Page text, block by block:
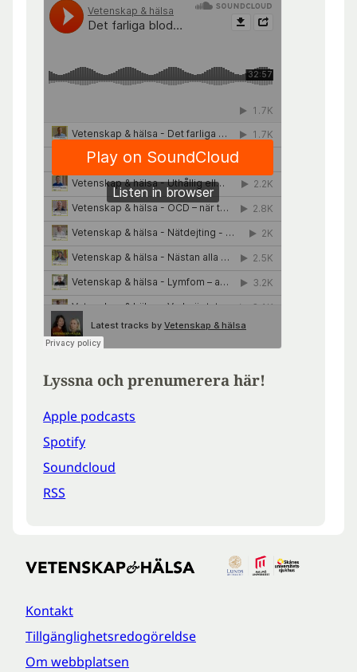
Lyssna och prenumerera här!
Apple podcasts
Spotify
Soundcloud
RSS
Kontakt
Tillgänglighetsredogöreldse
Om webbplatsen